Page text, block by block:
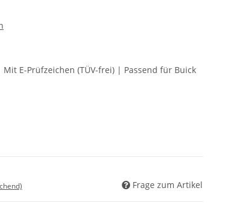
E-Prüfzeichen (TÜV-frei) | Passend für Buick
Frage zum Artikel